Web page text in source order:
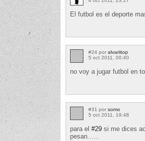
El futbol es el deporte
#24 por alvariitop
5 oct 2011, 00:40
no voy a jugar futbol en
#31 por somo
5 oct 2011, 19:48
para el #29 si me dices
pesan......